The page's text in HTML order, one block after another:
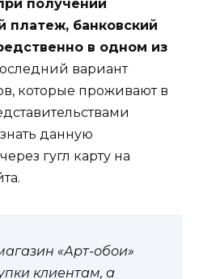
получении
платеж, банковский
в одном из
вариант
которые проживают в
данную
гугл карту на
«Арт-обои»
клиентам, а